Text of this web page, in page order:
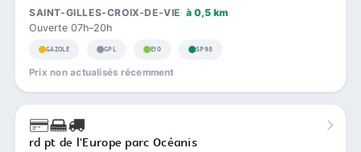
SAINT-GILLES-CROIX-DE-VIE à 0,5 km
Ouverte 07h–20h
GAZOLE GPL E10 SP98
Prix non actualisés récemment
rd pt de l'Europe parc Océanis